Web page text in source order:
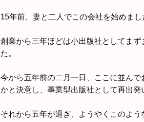
15年前、妻と二人でこの会社を始めま
創業から三年ほどは小出版社としてま
た。
今から五年前の二月一日、ここに並ん
かと決意し、事業型出版社として再出発
それから五年が過ぎ、ようやくこのよ